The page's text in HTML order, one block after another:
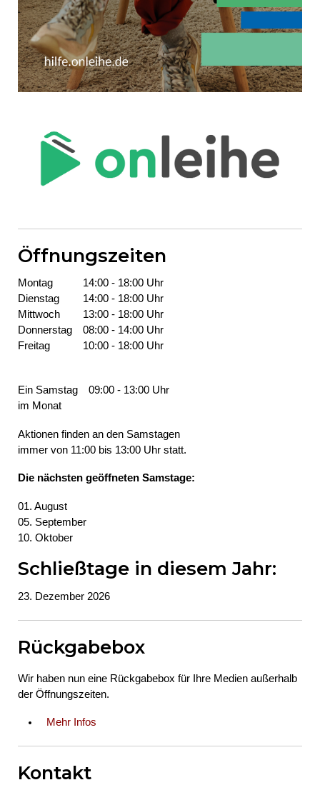
Öffnungszeiten
Montag
14:00 - 18:00 Uhr
Dienstag
14:00 - 18:00 Uhr
Mittwoch
13:00 - 18:00 Uhr
Donners­tag
08:00 - 14:00 Uhr
Freitag
10:00 - 18:00 Uhr
Ein Samstag
im Monat
09:00 - 13:00 Uhr
Aktionen finden an den Samstagen
immer von 11:00 bis 13:00 Uhr statt.
Die nächsten geöffneten Samstage:
01. August
05. September
10. Oktober
Schließtage in diesem Jahr:
23. Dezember 2026
Rückgabebox
Wir haben nun eine Rückgabebox für Ihre Medien außerhalb
der Öffnungszeiten.
Mehr Infos
Kontakt